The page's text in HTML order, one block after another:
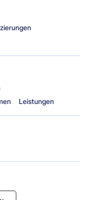
Leistungen